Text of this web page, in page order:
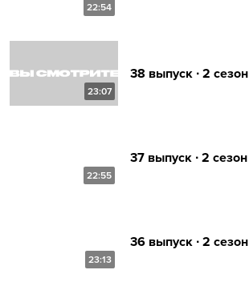
22:54
23:07
38 выпуск ∙ 2 сезон
22:55
37 выпуск ∙ 2 сезон
23:13
36 выпуск ∙ 2 сезон